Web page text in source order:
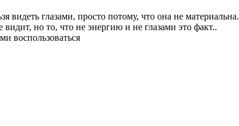
видеть глазами, просто потому, что она не материальна.
видит, но то, что не энергию и не глазами это факт..
воспользоваться